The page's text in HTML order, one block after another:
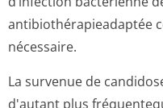
antibiothérapi­eadaptée
nécessaire.
La survenue de
d'autant plus